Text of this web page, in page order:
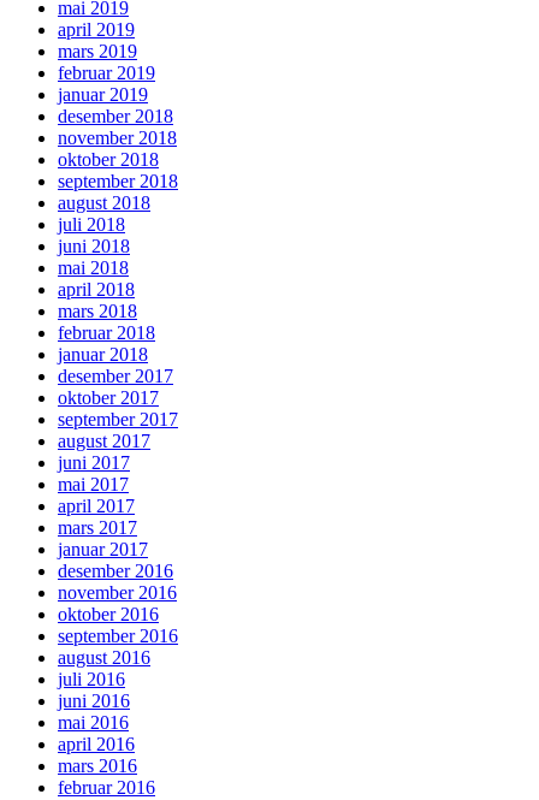
mai 2019
april 2019
mars 2019
februar 2019
januar 2019
desember 2018
november 2018
oktober 2018
september 2018
august 2018
juli 2018
juni 2018
mai 2018
april 2018
mars 2018
februar 2018
januar 2018
desember 2017
oktober 2017
september 2017
august 2017
juni 2017
mai 2017
april 2017
mars 2017
januar 2017
desember 2016
november 2016
oktober 2016
september 2016
august 2016
juli 2016
juni 2016
mai 2016
april 2016
mars 2016
februar 2016